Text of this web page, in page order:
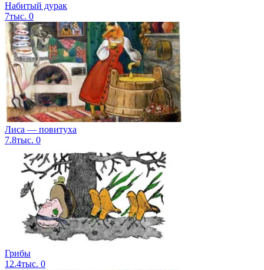
Набитый дурак
7тыс. 0
Лиса — повитуха
7.8тыс. 0
Грибы
12.4тыс. 0